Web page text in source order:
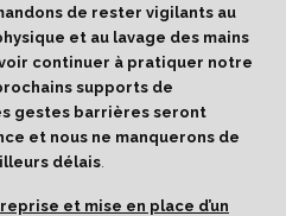
de rester vigilants au
et au lavage des mains
continuer à pratiquer notre
supports de
gestes barrières seront
et nous ne manquerons de
délais
et mise en place d’un